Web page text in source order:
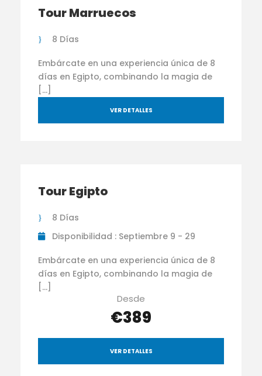
Tour Marruecos
8 Días
Embárcate en una experiencia única de 8
días en Egipto, combinando la magia de
[…]
VER DETALLES
Tour Egipto
8 Días
Disponibilidad : Septiembre 9 - 29
Embárcate en una experiencia única de 8
días en Egipto, combinando la magia de
[…]
Desde
€389
VER DETALLES